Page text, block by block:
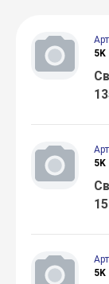
5K
5K
5K